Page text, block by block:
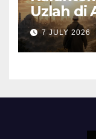
Uzlah di
7 JULY 2026